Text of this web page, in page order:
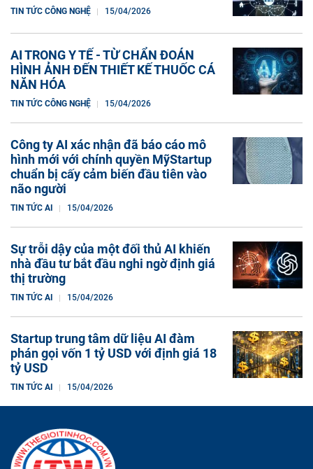
TIN TỨC CÔNG NGHỆ 15/04/2026
AI TRONG Y TẾ - TỪ CHẨN ĐOÁN
HÌNH ẢNH ĐẾN THIẾT KẾ THUỐC CÁ
NĂN HÓA
TIN TỨC CÔNG NGHỆ 15/04/2026
Công ty AI xác nhận đã báo cáo mô
hình mới với chính quyền MỹStartup
chuẩn bị cấy cảm biến đầu tiên vào
não người
TIN TỨC AI 15/04/2026
Sự trỗi dậy của một đối thủ AI khiến
nhà đầu tư bắt đầu nghi ngờ định giá
thị trường
TIN TỨC AI 15/04/2026
Startup trung tâm dữ liệu AI đàm
phán gọi vốn 1 tỷ USD với định giá 18
tỷ USD
TIN TỨC AI 15/04/2026